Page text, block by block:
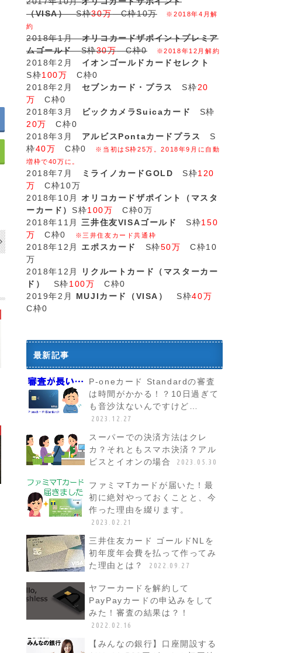
（VISA）S枠30万C枠10万
※2018年4月解
約
2018年1月オリコカードザポイントプレミア
ムゴールドS枠30万C枠0 ※2018年12月解約
2018年2月 イオンゴールドカードセレクト
S枠100万
C枠0
2018年2月 セブンカード・プラス S枠20
万
C枠0
2018年3月
ビックカメラSuicaカード
S枠
20万
C枠0
2018年3月 アルビスPontaカードプラス
S
枠40万 C枠0
※当初はS枠25万。2018年9月に自動
増枠で40万に。
2018年7月 ミライノカードGOLD S枠120
万
C枠10万
2018年10月オリコカードザポイント（マスタ
ーカード） S枠100万
C枠0万
2018年11月 三井住友VISAゴールド S枠150
万
C枠0 ※三井住友カード共通枠
2018年12月 エポスカード S枠50万
C枠10
万
2018年12月
リクルートカード（マスターカー
ド） S枠100万 C枠0
2019年2月 MUJIカード（VISA） S枠40万
C枠0
最新記事
P-oneカード Standardの審査
は時間がかかる！？10日過ぎて
も音沙汰ないんですけど…
2023.12.27
スーパーでの決済方法はクレ
カ？それともスマホ決済？アル
ビスとイオンの場合
2023.05.30
ファミマTカードが届いた！最
初に絶対やっておくことと、今
作った理由を綴ります。
2023.02.21
三井住友カード ゴールドNLを
初年度年会費を払って作ってみ
た理由とは？
2022.09.27
ヤフーカードを解約して
PayPayカードの申込みをして
みた！審査の結果は？！
2022.02.16
【みんなの銀行】口座開設する